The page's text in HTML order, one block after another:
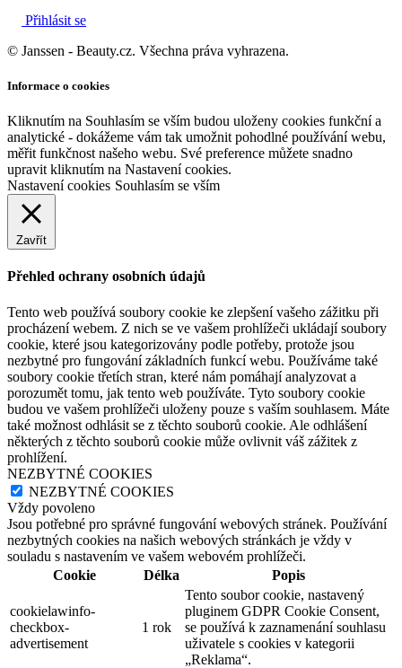
Přihlásit se
© Janssen - Beauty.cz. Všechna práva vyhrazena.
Informace o cookies
Kliknutím na Souhlasím se vším budou uloženy cookies funkční a
analytické - dokážeme vám tak umožnit pohodlné používání webu,
měřit funkčnost našeho webu. Své preference můžete snadno
upravit kliknutím na Nastavení cookies.
Nastavení cookies Souhlasím se vším
Zavřít
Přehled ochrany osobních údajů
Tento web používá soubory cookie ke zlepšení vašeho zážitku při
procházení webem. Z nich se ve vašem prohlížeči ukládají soubory
cookie, které jsou kategorizovány podle potřeby, protože jsou
nezbytné pro fungování základních funkcí webu. Používáme také
soubory cookie třetích stran, které nám pomáhají analyzovat a
porozumět tomu, jak tento web používáte. Tyto soubory cookie
budou ve vašem prohlížeči uloženy pouze s vaším souhlasem. Máte
také možnost odhlásit se z těchto souborů cookie. Ale odhlášení
některých z těchto souborů cookie může ovlivnit váš zážitek z
prohlížení.
NEZBYTNÉ COOKIES
NEZBYTNÉ COOKIES
Vždy povoleno
Jsou potřebné pro správné fungování webových stránek. Používání
nezbytných cookies na našich webových stránkách je vždy v
souladu s nastavením ve vašem webovém prohlížeči.
Cookie
Délka Popis
cookielawinfo-
checkbox-
advertisement
1 rok
Tento soubor cookie, nastavený
pluginem GDPR Cookie Consent,
se používá k zaznamenání souhlasu
uživatele s cookies v kategorii
„Reklama“.